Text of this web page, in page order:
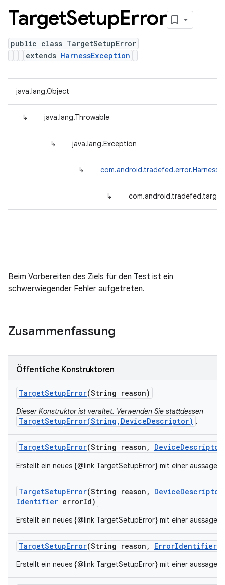
TargetSetupError
public class TargetSetupError
extends HarnessException
java.lang.Object
↳ java.lang.Throwable
↳ java.lang.Exception
↳
↳
Beim Vorbereiten des Ziels für den Test ist ein
schwerwiegender Fehler aufgetreten.
Zusammenfassung
Öffentliche Konstruktoren
TargetSetupError(String reason)
Dieser Konstruktor ist veraltet. Verwenden Sie stattdessen
TargetSetupError(String,DeviceDescriptor) .
TargetSetupError(String reason , DeviceDescriptor
Erstellt ein neues {@link TargetSetupError} mit einer
TargetSetupError(String reason , DeviceDescriptor
Identifier errorId)
Erstellt ein neues {@link TargetSetupError} mit einer
TargetSetupError(String reason , ErrorIdentifier
Erstellt ein neues {@link TargetSetupError} mit einer